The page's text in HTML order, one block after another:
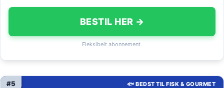
BESTIL HER →
Fleksibelt abonnement.
🐟 BEDST TIL FISK & GOURMET
#5